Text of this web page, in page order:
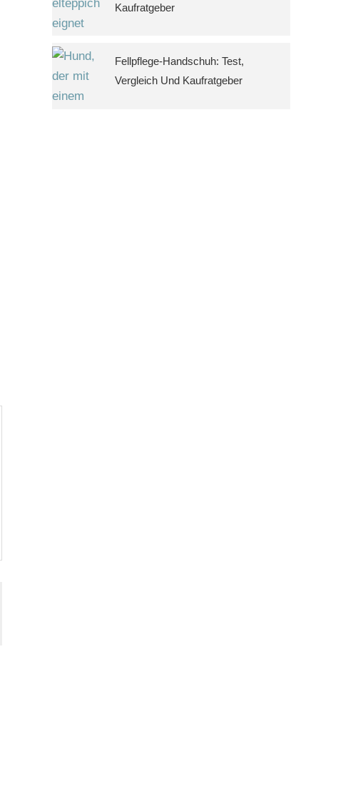
Kaufratgeber
Fellpflege-Handschuh: Test,
Vergleich Und Kaufratgeber